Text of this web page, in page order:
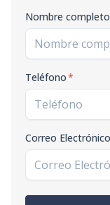
Nombre completo
Teléfono*
Correo Electrónico